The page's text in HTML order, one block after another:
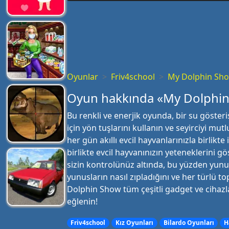
Oyunlar Friv4school My Dolphin
Oyun hakkında «My
Bu renkli ve enerjik oyunda, bir su
için yön tuşlarını kullanın ve seyirciyi
her gün akıllı evcil hayvanlarınızla
birlikte evcil hayvanınızın yeteneklerini
sizin kontrolünüz altında, bu yüzden
yunusların nasıl zıpladığını ve her türlü
Dolphin Show tüm çeşitli gadget ve
eğlenin!
Friv4school Kız Oyunları Bilardo Oyunları